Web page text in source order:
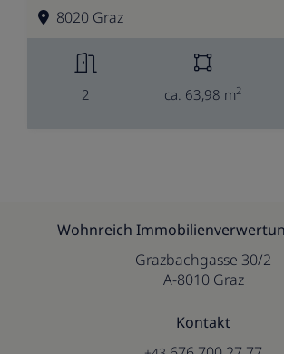
8020 Graz
2 ca. 63,98 m2
Wohnreich
Grazbachgasse 30/2
A-8010 Graz
Kontakt